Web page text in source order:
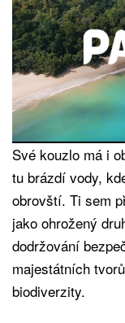
Své kouzlo má i
tu brázdí vody,
obrovští. Ti sem
jako ohrožený
dodržování
majestátních
biodiverzity.